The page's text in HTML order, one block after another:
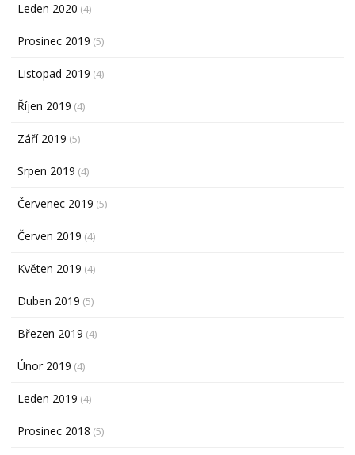
Leden 2020 (4)
Prosinec 2019 (5)
Listopad 2019 (4)
Říjen 2019 (4)
Září 2019 (5)
Srpen 2019 (4)
Červenec 2019 (5)
Červen 2019 (4)
Květen 2019 (4)
Duben 2019 (5)
Březen 2019 (4)
Únor 2019 (4)
Leden 2019 (4)
Prosinec 2018 (5)